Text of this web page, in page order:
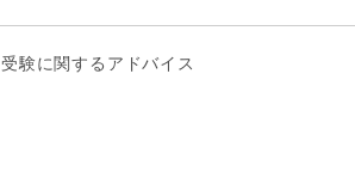
受験に関するアドバイス